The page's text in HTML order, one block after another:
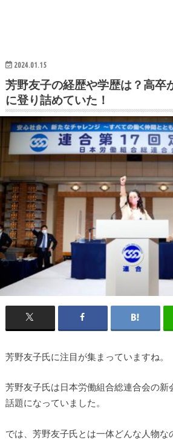
2024.01.15
芳野友子の経歴や学歴は？高卒
に登り詰めていた！
芳野友子氏に注目が集まっていますね。
芳野友子氏は日本労働組合総連合会の新
話題になっていました。
では、芳野友子氏とは一体どんな人物な